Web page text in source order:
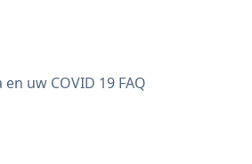
uw COVID 19 FAQ